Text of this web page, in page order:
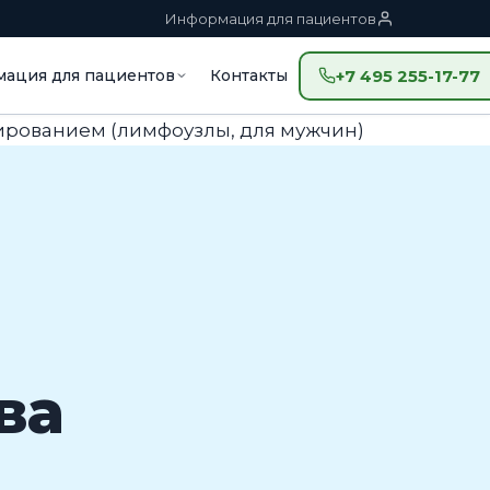
Информация для пациентов
для пациентов Контакты +7 495 255-17-77
(лимфоузлы, для мужчин)